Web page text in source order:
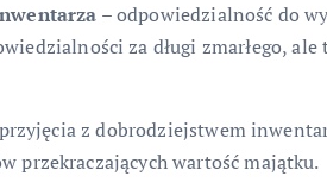
– odpowiedzialność do
za długi zmarłego,
z dobrodziejstwem
przekraczających wartość majątku.